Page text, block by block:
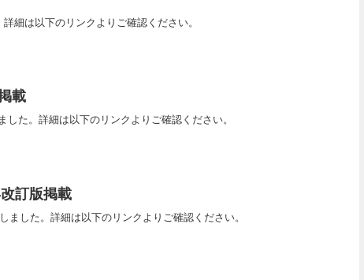
細は以下のリンクよりご確認ください。
載
た。詳細は以下のリンクよりご確認ください。
訂版掲載
ました。詳細は以下のリンクよりご確認ください。